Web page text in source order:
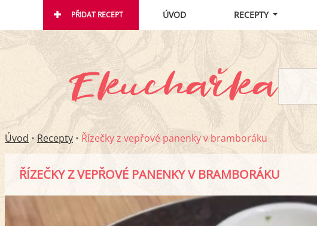
PŘIDAT RECEPT ÚVOD RECEPTY
Úvod • Recepty • Řízečky z vepřové panenky v bramboráku
ŘÍZEČKY Z VEPŘOVÉ PANENKY V BRAMBORÁKU